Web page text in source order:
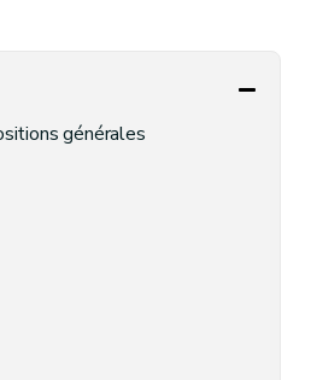
générales